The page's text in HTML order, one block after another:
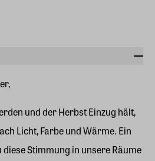
und der Herbst Einzug hält,
Licht, Farbe und Wärme. Ein
Stimmung in unsere Räume